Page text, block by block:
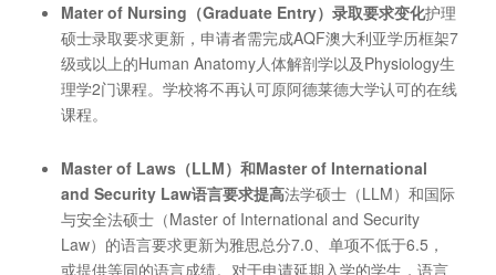
Mater of Nursing （Graduate Entry）录取要求变化护理
硕士录取要求更新，申请者需完成AQF澳大利亚学历框架7
级或以上的Human Anatomy人体解剖学以及Physiology生
理学2门课程。学校将不再认可原阿德莱德大学认可的在线
课程。
Master of Laws（LLM）和Master of International
and Security Law语言要求提高法学硕士（LLM）和国际
与安全法硕士（Master of International and Security
Law）的语言要求更新为雅思总分7.0、单项不低于6.5，
或提供等同的语言成绩。对于申请延期入学的学生，语言